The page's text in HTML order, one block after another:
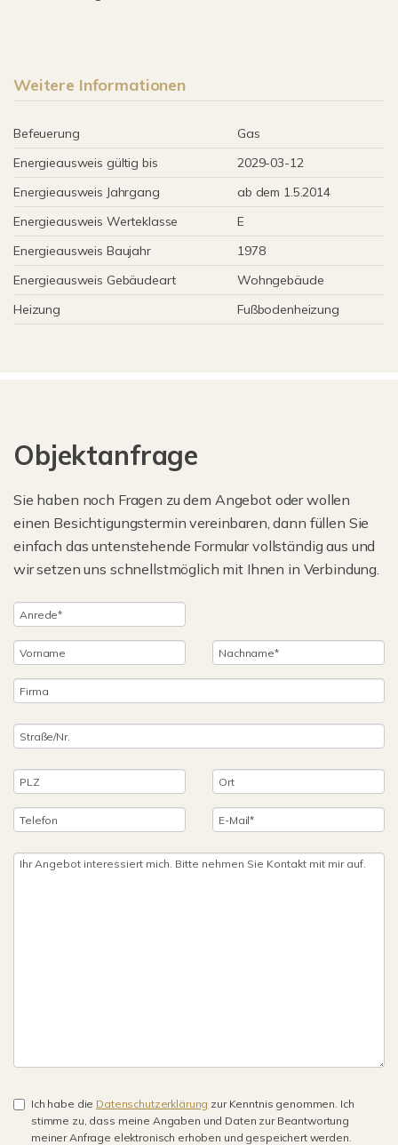
Weitere Informationen
Befeuerung
Gas
Energieausweis gültig bis
2029-03-12
Energieausweis Jahrgang
ab dem 1.5.2014
Energieausweis Werteklasse
E
Energieausweis Baujahr
1978
Energieausweis Gebäudeart
Wohngebäude
Heizung
Fußbodenheizung
Objektanfrage
Sie haben noch Fragen zu dem Angebot oder wollen
einen Besichtigungstermin vereinbaren, dann füllen Sie
einfach das untenstehende Formular vollständig aus und
wir setzen uns schnellstmöglich mit Ihnen in Verbindung.
Ich habe die Datenschutzerklärung zur Kenntnis genommen. Ich
stimme zu, dass meine Angaben und Daten zur Beantwortung
meiner Anfrage elektronisch erhoben und gespeichert werden.